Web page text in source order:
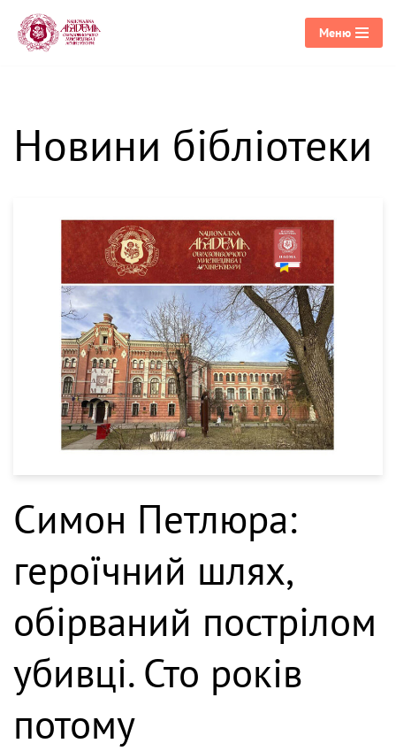
Перейти
Меню
Новини бібліотеки
Симон Петлюра:
героїчний шлях,
обірваний пострілом
убивці. Сто років
потому